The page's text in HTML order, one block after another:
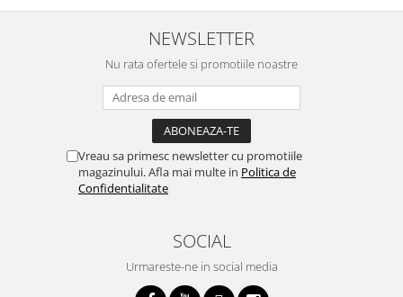
NEWSLETTER
Nu rata ofertele si promotiile noastre
Vreau sa primesc newsletter cu promotiile
magazinului. Afla mai multe in Politica de
Confidentialitate
SOCIAL
Urmareste-ne in social media